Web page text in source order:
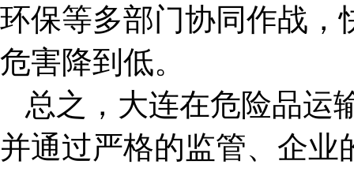
环保等多部门协同作战，
危害降到低。
总之， 大连在危险品运
并通过严格的监管、企